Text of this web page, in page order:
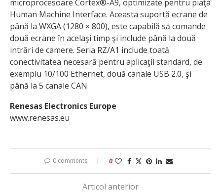
microprocesoare Cortex®-A9, optimizate pentru piaţa
Human Machine Interface. Aceasta suportă ecrane de
până la WXGA (1280 × 800), este capabilă să comande
două ecrane în acelaşi timp şi include până la două
intrări de camere. Seria RZ/A1 include toată
conectivitatea necesară pentru aplicaţii standard, de
exemplu 10/100 Ethernet, două canale USB 2.0, şi
până la 5 canale CAN.
Renesas Electronics Europe
www.renesas.eu
0 comments 0
Articol anterior